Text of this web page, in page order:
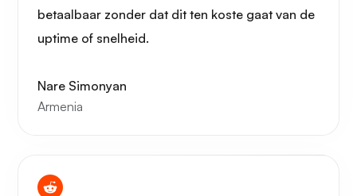
betaalbaar zonder dat dit ten koste gaat van de
uptime of snelheid.
Nare Simonyan
Armenia